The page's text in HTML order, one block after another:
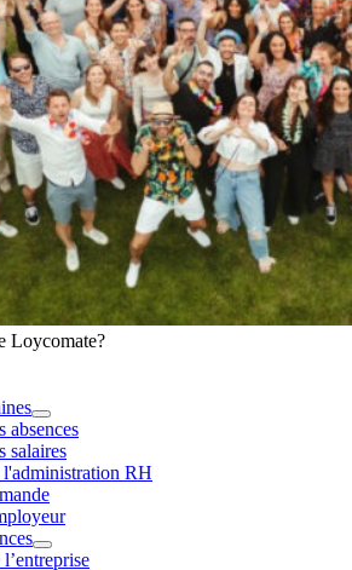
Loycomate?
absences
salaires
l'administration RH